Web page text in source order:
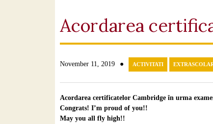
Acordarea
November 11, 2019 ● ACTIVITATI
Acordarea certificatelor Cambridge în urma
Congrats! I’m proud of you!!
May you all fly high!!